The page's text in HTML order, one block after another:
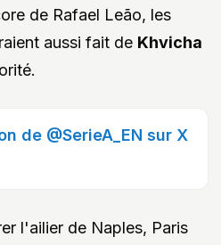
de Rafael Leão, les
aussi fait de Khvicha
de @SerieA_EN sur X
l'ailier de Naples, Paris